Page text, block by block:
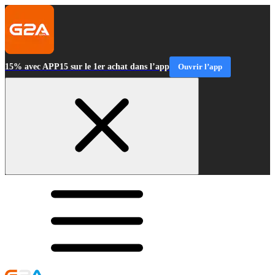
15% avec APP15 sur le 1er achat dans l’app Ouvrir l’app